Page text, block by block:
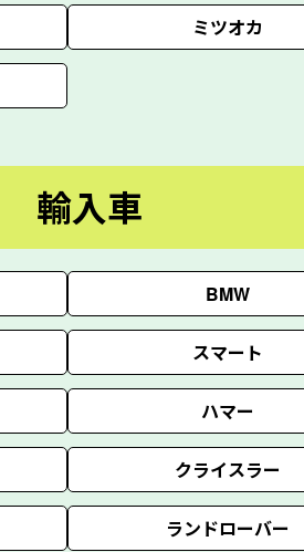
ミツオカ
輸入車
BMW
スマート
ハマー
クライスラー
ランドローバー